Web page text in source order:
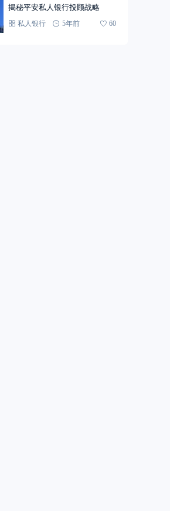
揭秘平安私人银行投顾战略
私人银行 5年前 60